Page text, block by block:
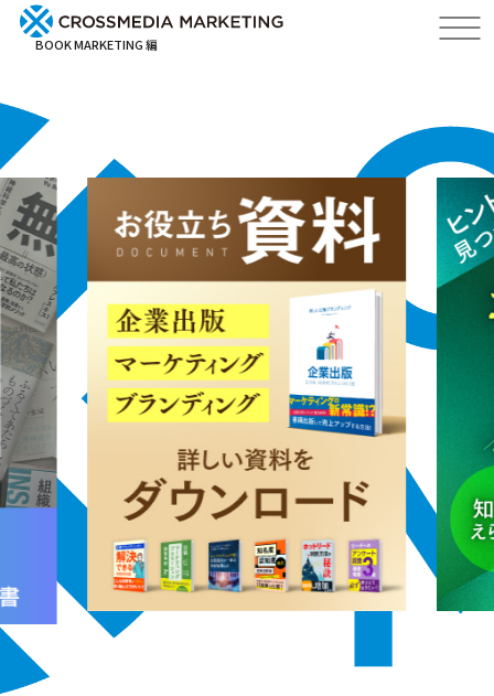
BOOK MARKETING 編